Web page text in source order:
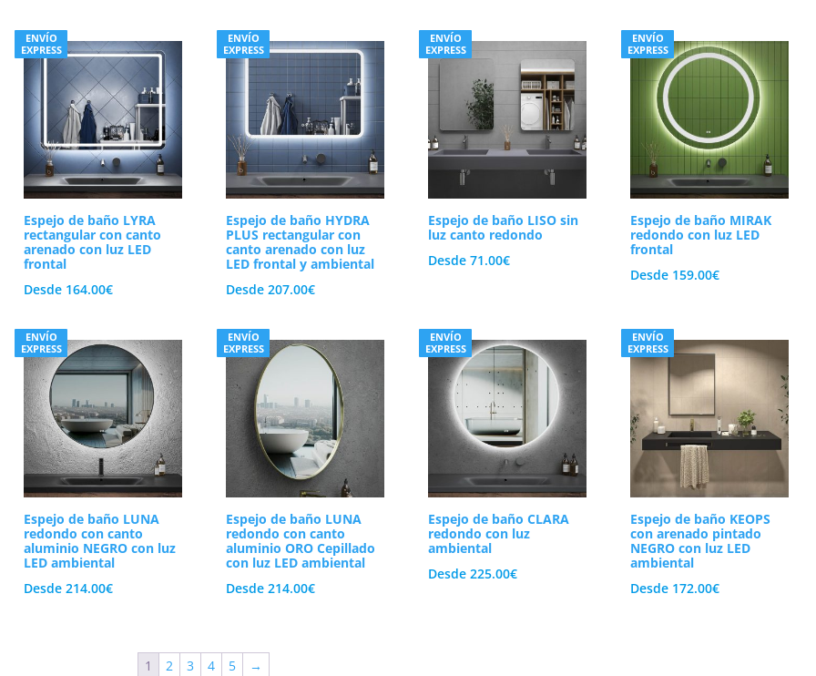
ENVÍO
EXPRESS
Espejo de baño LYRA
rectangular con canto
arenado con luz LED
frontal
Desde 164.00€
ENVÍO
EXPRESS
Espejo de baño HYDRA
PLUS rectangular con
canto arenado con luz
LED frontal y ambiental
Desde207.00€
ENVÍO
EXPRESS
Espejo de baño LISO sin
luz canto redondo
Desde71.00€
ENVÍO
EXPRESS
Espejo de baño MIRAK
redondo con luz LED
frontal
Desde 159.00€
ENVÍO
EXPRESS
Espejo de baño LUNA
redondo con canto
aluminio NEGRO con luz
LED ambiental
Desde214.00€
ENVÍO
EXPRESS
Espejo de baño LUNA
redondo con canto
aluminio ORO Cepillado
con luz LED ambiental
Desde214.00€
ENVÍO
EXPRESS
Espejo de baño CLARA
redondo con luz
ambiental
Desde225.00€
ENVÍO
EXPRESS
Espejo de baño KEOPS
con arenado pintado
NEGRO con luz LED
ambiental
Desde 172.00€
1 2 3 4 5 →